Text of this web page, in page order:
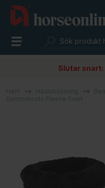
Slutar snart: